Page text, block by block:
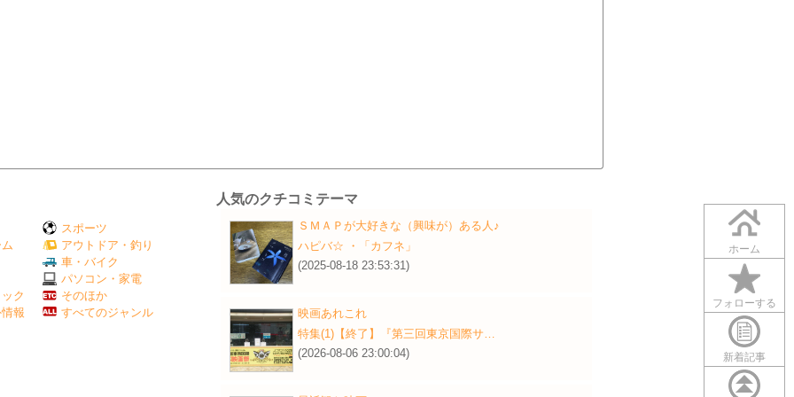
ホーム
フォローする
新着記事
ク
報
スポーツ
アウトドア・釣り
車・バイク
パソコン・家電
そのほか
すべてのジャンル
人気のクチコミテーマ
ＳＭＡＰが大好きな（興味が）ある人♪
ハピバ☆ ・「カフネ」
(2025-08-18 23:53:31)
映画あれこれ
特集(1)【終了】『第三回東京国際サ…
(2026-08-06 23:00:04)